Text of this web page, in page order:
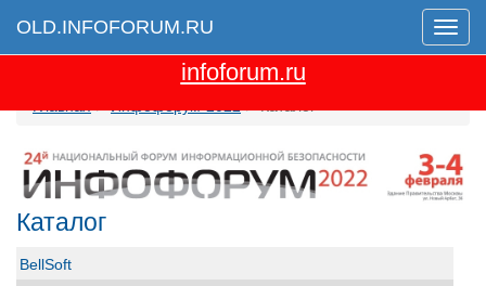
Меню
OLD.INFOFORUM.RU
Перейти на новую версию сайта
infoforum.ru
Каталог
BellSoft